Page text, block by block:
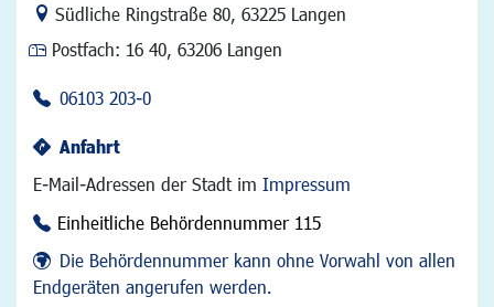
Link zur Google-Maps Navigation
Südliche Ringstraße 80, 63225 Langen
Postfach: 16 40, 63206 Langen
06103 203-0
Anfahrt
E-Mail-Adressen der Stadt im Impressum
Einheitliche Behördennummer 115
Die Behördennummer kann ohne Vorwahl von allen
Endgeräten angerufen werden.